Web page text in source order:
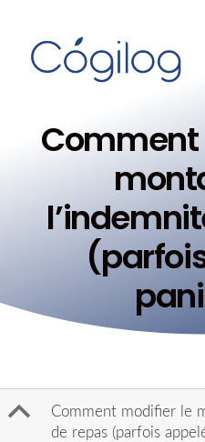
B
Comment modifier le
de repas (parfois